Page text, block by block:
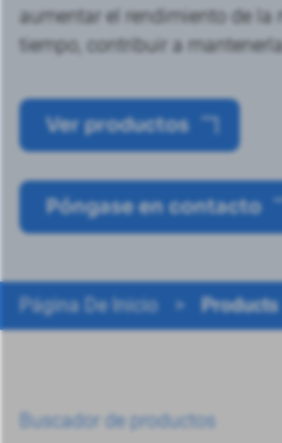
aumentar el rendimiento de la
tiempo, contribuir a
Ver productos
Póngase en contacto
Página De Inicio > Products
Buscador de productos